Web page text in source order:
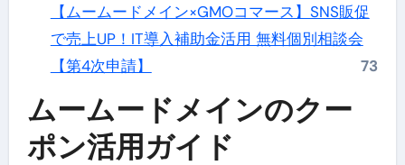
【ムームードメイン×GMOコマース】SNS販促
で売上UP！IT導入補助金活用 無料個別相談会
【第4次申請】
73
ムームードメインのクー
ポン活用ガイド